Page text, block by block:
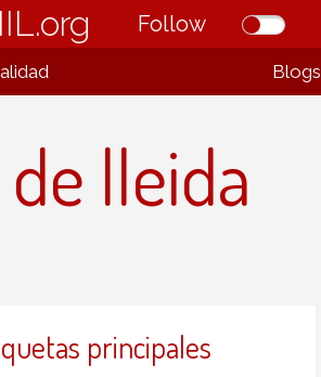
Follow
Blogs
lleida
principales